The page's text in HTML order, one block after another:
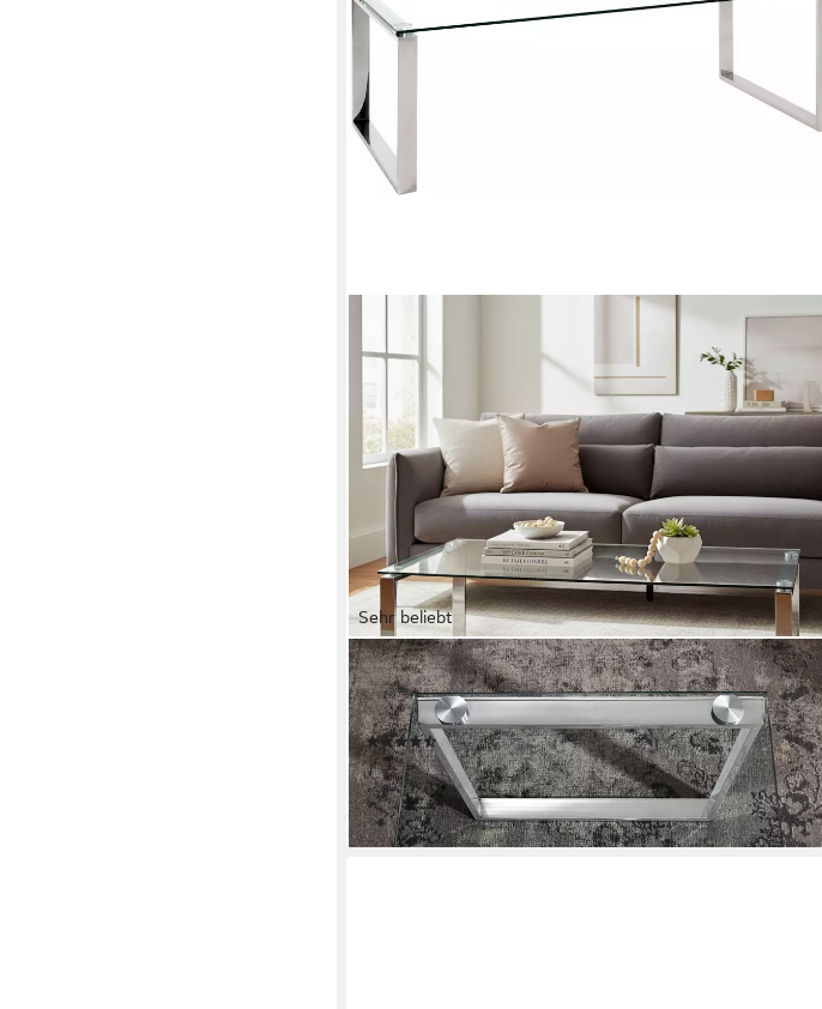
Sehr beliebt
HAKU
Couchtisch Sofatisch, Wohnzimmertisch (1-St), rechteckig -
aus Metall Silber B/T/H 120/60/40 cm
(21)
ab 189,85 € UVP270,95 €
-30%
lieferbar - in 2-3 Werktagen bei dir